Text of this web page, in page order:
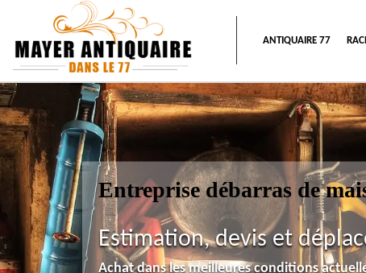
ANTIQUAIRE 77
Entreprise débarras de
Estimation, devis et
Achat dans les meilleures conditions